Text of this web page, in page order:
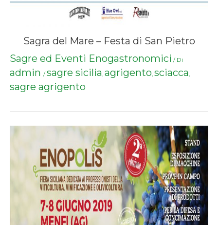
Sagra del Mare – Festa di San Pietro
Sagre ed Eventi Enogastronomici / Di
admin / sagre sicilia, agrigento, sciacca,
sagre agrigento